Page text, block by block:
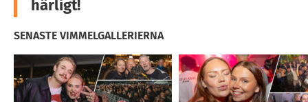
härligt!
SENASTE VIMMELGALLERIERNA